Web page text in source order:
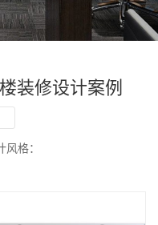
装修设计案例
风格：